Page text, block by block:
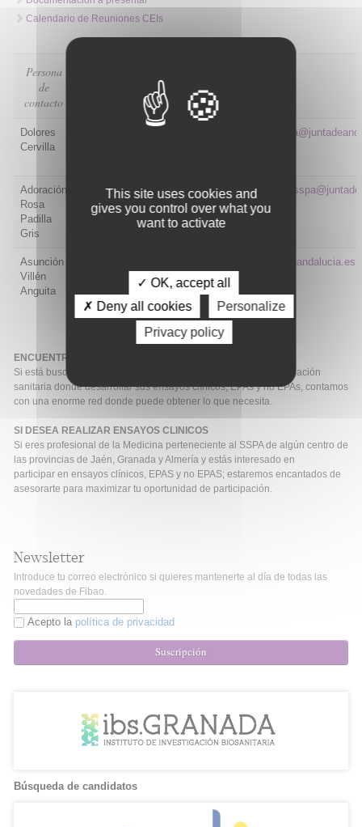
Calendario de Reuniones CEIs
Persona
de
contacto
Dolores
Cervilla
Adoración
Rosa
Padilla
Gris
Almería
950 016
531
(716531)
Asunción
Villén
Anguita
519
(208519)
ui.chj.sspa@juntadeandalucia.es
ENCUENTRA INVESTIGADORES CLINICOS DE EXCELENCIA
Si está buscando investigadores/as clínicos o grupos de invesitgación
sanitaria donde desarrollar sus ensayos clínicos, EPAs y no EPAs, contamos
con una enorme red donde puede obtener lo que necesita.
SI DESEA REALIZAR ENSAYOS CLINICOS
Si eres profesional de la Medicina perteneciente al SSPA de algún centro de
las provincias de Jaén, Granada y Almería y estás interesado en
participar en ensayos clínicos, EPAS y no EPAS; estaremos encantados de
asesorarte para maximizar tu oportunidad de participación.
Newsletter
Introduce tu correo electrónico si quieres mantenerte al día de todas las
novedades de Fibao.
Acepto la política de privacidad
Suscripción
Búsqueda de candidatos
This site uses cookies and
gives you control over what you
want to activate
✓ OK, accept all
✗ Deny all cookies
Personalize
Privacy policy